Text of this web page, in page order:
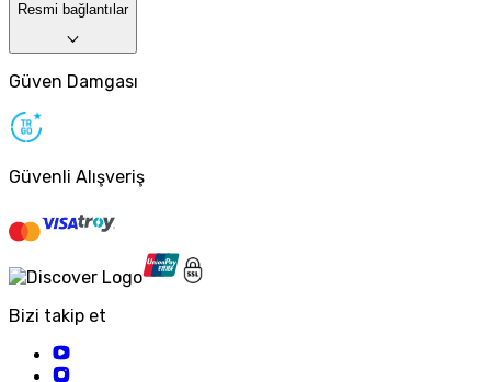
Resmi bağlantılar
Güven Damgası
Güvenli Alışveriş
Bizi takip et